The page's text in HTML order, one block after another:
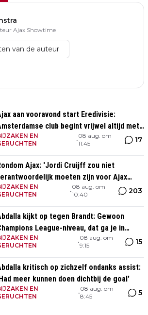
Ajax Showtime
van de auteur
aan vooravond start Eredivisie:
club begint vrijwel altijd met
EN
•
08 aug. om
11:45
17
Ajax: 'Jordi Cruijff zou niet
moeten zijn voor Ajax
EN
•
08 aug. om
10:40
203
kijkt op tegen Brandt: Gewoon
League-niveau, dat ga je in
ook zien'
EN
•
08 aug. om
9:15
15
kritisch op zichzelf ondanks assist:
meer kunnen doen dichtbij de goal'
EN
•
08 aug. om
8:45
5